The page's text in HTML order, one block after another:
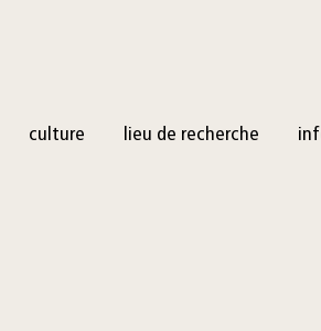
culture lieu de recherche